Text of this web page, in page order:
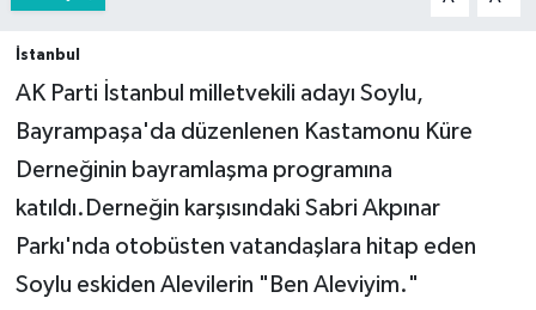
İstanbul
AK Parti İstanbul milletvekili adayı Soylu,
Bayrampaşa'da düzenlenen Kastamonu Küre
Derneğinin bayramlaşma programına
katıldı.Derneğin karşısındaki Sabri Akpınar
Parkı'nda otobüsten vatandaşlara hitap eden
Soylu eskiden Alevilerin "Ben Aleviyim."